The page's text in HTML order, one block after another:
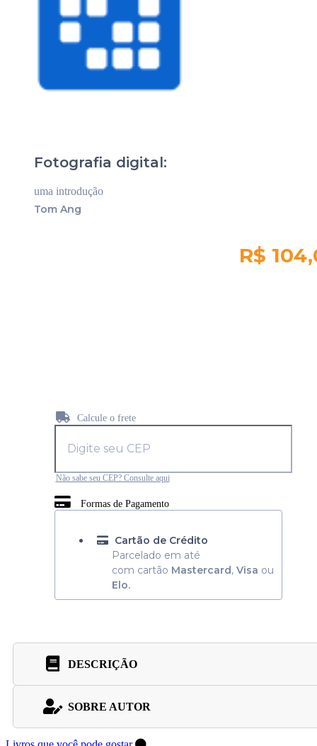
Fotografia digital:
uma introdução
Tom Ang
R$
Calcule o frete
Não sabe seu CEP? Consulte aqui
Formas de Pagamento
Cartão de Crédito
Parcelado em até
com cartão Mastercard, Visa ou
Elo.
DESCRIÇÃO
SOBRE AUTOR